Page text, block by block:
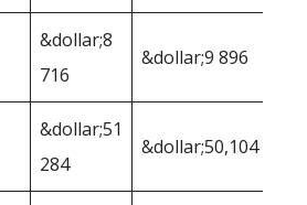
&dollar;8
716
&dollar;9 896
&dollar;51
284
&dollar;50,104